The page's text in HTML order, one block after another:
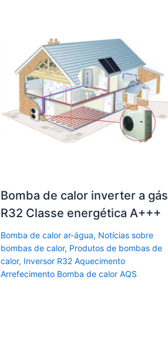
Bomba de calor inverter a gás
R32 Classe energética A+++
Bomba de calor ar-água, Notícias sobre
bombas de calor, Produtos de bombas de
calor, Inversor R32 Aquecimento
Arrefecimento Bomba de calor AQS